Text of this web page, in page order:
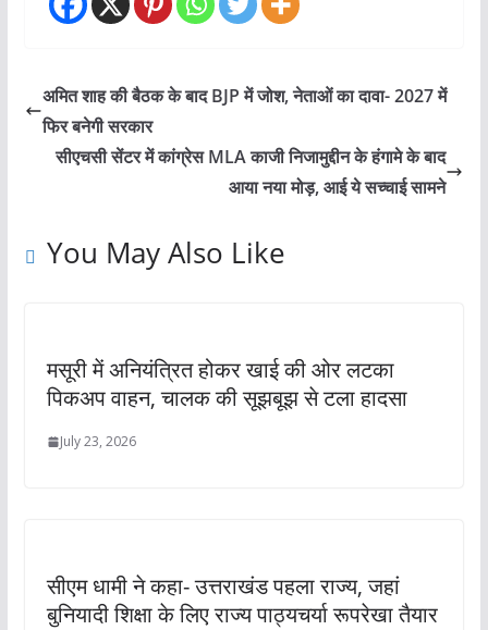
अमित शाह की बैठक के बाद BJP में जोश, नेताओं का दावा- 2027 में
फिर बनेगी सरकार
सीएचसी सेंटर में कांग्रेस MLA काजी निजामुद्दीन के हंगामे के बाद
आया नया मोड़, आई ये सच्चाई सामने
You May Also Like
मसूरी में अनियंत्रित होकर खाई की ओर लटका
पिकअप वाहन, चालक की सूझबूझ से टला हादसा
July 23, 2026
सीएम धामी ने कहा- उत्तराखंड पहला राज्य, जहां
बुनियादी शिक्षा के लिए राज्य पाठ्यचर्या रूपरेखा तैयार